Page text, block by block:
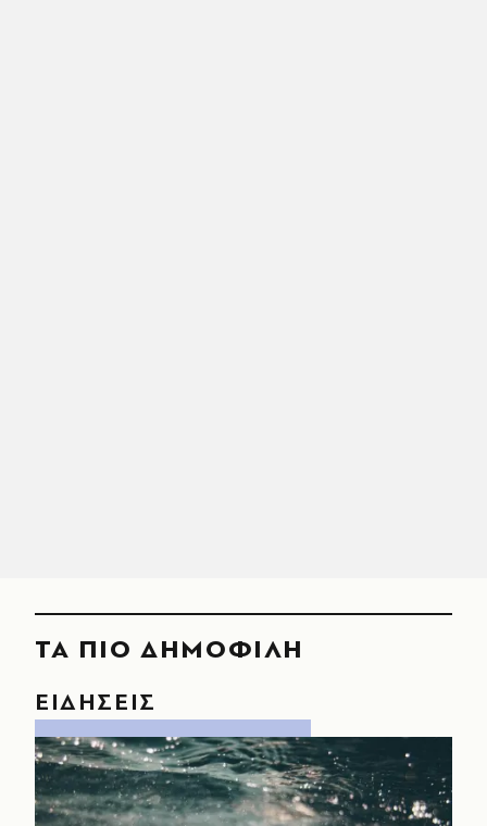
ΤΑ ΠΙΟ ΔΗΜΟΦΙΛΗ
ΕΙΔΗΣΕΙΣ